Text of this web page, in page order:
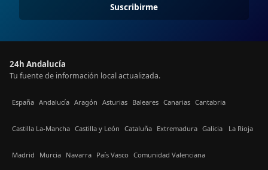
Suscribirme
24h Andalucía
Tu fuente de información local actualizada.
España Andalucía Aragón Asturias Baleares Canarias Cantabria
Castilla La-Mancha Castilla y León Cataluña Extremadura Galicia La Rioja
Madrid Murcia Navarra País Vasco Comunidad Valenciana